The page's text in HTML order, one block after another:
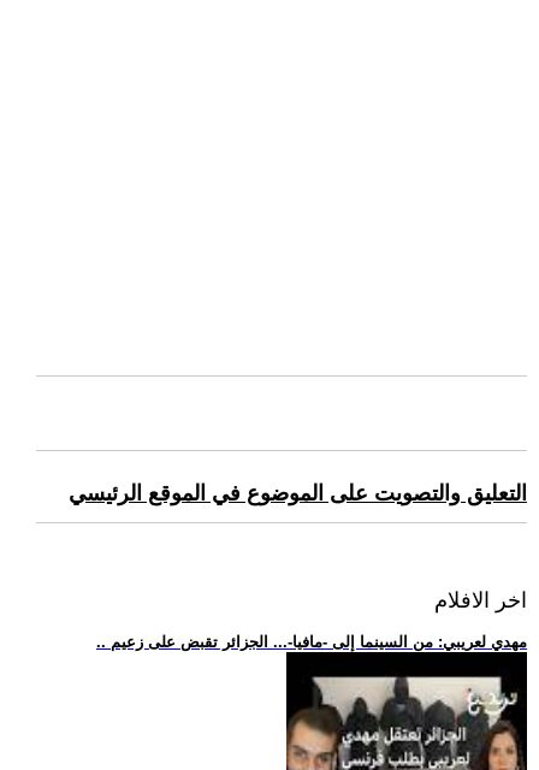
التعليق والتصويت على الموضوع في الموقع الرئيسي
اخر الافلام
.. مهدي لعريبي: من السينما إلى -مافيا-... الجزائر تقبض على زعيم